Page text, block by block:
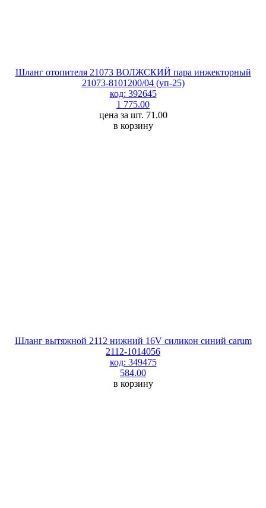
Шланг отопителя 21073 ВОЛЖСКИЙ пара инжекторный
21073-8101200/04 (уп-25)
код: 392645
1 775.00
цена за шт. 71.00
в корзину
Шланг вытяжной 2112 нижний 16V силикон синий carum
2112-1014056
код: 349475
584.00
в корзину